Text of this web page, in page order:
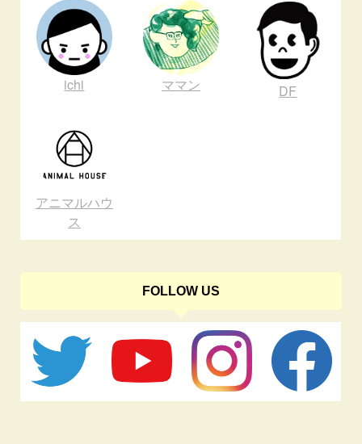
ichi ママン DF
アニマルハウ
ス
FOLLOW US